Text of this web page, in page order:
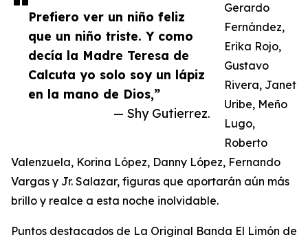
Prefiero ver un niño feliz
que un niño triste. Y como
decía la Madre Teresa de
Calcuta yo solo soy un lápiz
en la mano de Dios,”
— Shy Gutierrez.
Gerardo
Fernández,
Erika Rojo,
Gustavo
Rivera, Janet
Uribe, Meño
Lugo,
Roberto
Valenzuela, Korina López, Danny López, Fernando
Vargas y Jr. Salazar, figuras que aportarán aún más
brillo y realce a esta noche inolvidable.
Puntos destacados de La Original Banda El Limón de